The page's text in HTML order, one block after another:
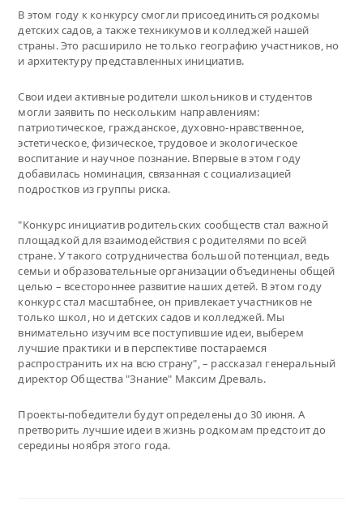
В этом году к конкурсу смогли присоединиться родкомы
детских садов, а также техникумов и колледжей нашей
страны. Это расширило не только географию участников, но
и архитектуру представленных инициатив.
Свои идеи активные родители школьников и студентов
могли заявить по нескольким направлениям:
патриотическое, гражданское, духовно-нравственное,
эстетическое, физическое, трудовое и экологическое
воспитание и научное познание. Впервые в этом году
добавилась номинация, связанная с социализацией
подростков из группы риска.
"Конкурс инициатив родительских сообществ стал важной
площадкой для взаимодействия с родителями по всей
стране. У такого сотрудничества большой потенциал, ведь
семьи и образовательные организации объединены общей
целью – всестороннее развитие наших детей. В этом году
конкурс стал масштабнее, он привлекает участников не
только школ, но и детских садов и колледжей. Мы
внимательно изучим все поступившие идеи, выберем
лучшие практики и в перспективе постараемся
распространить их на всю страну", – рассказал генеральный
директор Общества "Знание" Максим Древаль.
Проекты-победители будут определены до 30 июня. А
претворить лучшие идеи в жизнь родкомам предстоит до
середины ноября этого года.